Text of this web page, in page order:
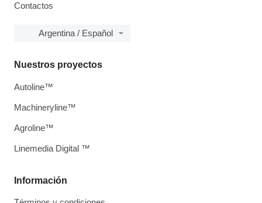
Contactos
Argentina / Español
Información
Nuestros proyectos
Autoline™
Machineryline™
Agroline™
Linemedia Digital ™